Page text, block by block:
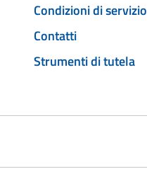
Condizioni di servizio
Contatti
Strumenti di tutela